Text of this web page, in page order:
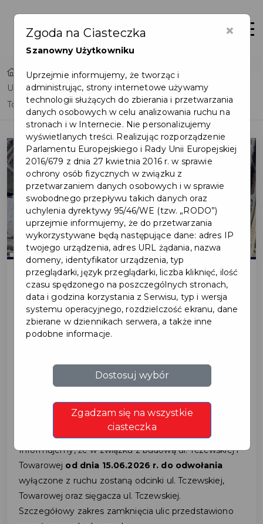
Home
Lista aktualności
Utrudnienia w ruchu w związku z budową ul. Tczewskiej i
Towarowej
2026-06-11
UTRUDNIENIA W RUCHU
W ZWIĄZKU Z BUDOWĄ
UL. TCZEWSKIEJ I
TOWAROWEJ
Informujemy, że w związku z budową ul. Tczewskiej i
Towarowej od dnia 15.06.2026 r. do odwołania
wyłączone z ruchu zostaną odcinki ul. Tczewskiej,
Towarowej oraz sięgacza ul. Tczewskiej.
Szczegółowy zakres zamknięcia ulic przedstawiono
×
Zgoda na Ciasteczka
Szanowny Użytkowniku
Uprzejmie informujemy, że tworząc i
administrując, strony internetowe używamy
technologii służących do zbierania i przetwarzania
danych osobowych w celu analizowania ruchu na
stronach i w Internecie. Nie personalizujemy
wyświetlanych treści. Realizując rozporządzenie
Parlamentu Europejskiego i Rady Unii Europejskiej
2016/679 z dnia 27 kwietnia 2016 r. w sprawie
ochrony osób fizycznych w związku z
przetwarzaniem danych osobowych i w sprawie
swobodnego przepływu takich danych oraz
uchylenia dyrektywy 95/46/WE (tzw. „RODO”)
uprzejmie informujemy, że do przetwarzania
wykorzystywane będą następujące dane: adres IP
twojego urządzenia, adres URL żądania, nazwa
domeny, identyfikator urządzenia, typ
przeglądarki, język przeglądarki, liczba kliknięć, ilość
czasu spędzonego na poszczególnych stronach,
data i godzina korzystania z Serwisu, typ i wersja
systemu operacyjnego, rozdzielczość ekranu, dane
zbierane w dziennikach serwera, a także inne
podobne informacje.
Dostosuj wybór
Zgadzam się na wszystkie
ciasteczka